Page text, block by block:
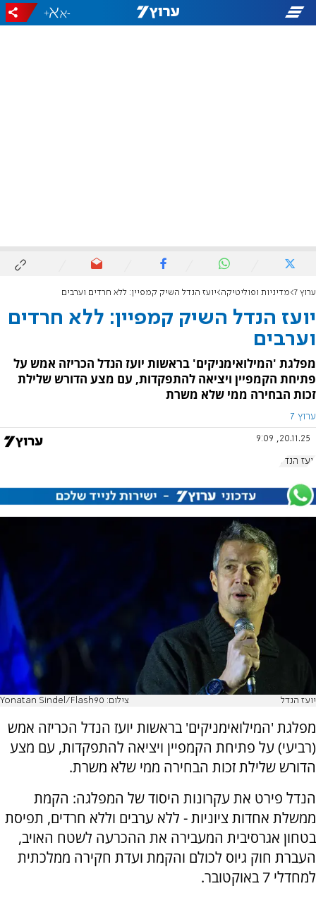
-
+
ערוץ 7 מדיניות ופוליטיקה יועז הנדל השיק קמפיין: ללא חרדים וערבים
יועז הנדל השיק קמפיין: ללא חרדים
וערבים
מפלגת 'המילואימניקים' בראשות יועז הנדל הכריזה אמש על
פתיחת הקמפיין ויציאה להתפקדות, עם מצע הדורש שלילת
זכות הבחירה ממי שלא משרת
ערוץ 7
20.11.25, 9:09
יועז הנדל
יועז הנדל צילום: Yonatan Sindel/Flash90
מפלגת 'המילואימניקים' בראשות יועז הנדל הכריזה אמש
(רביעי) על פתיחת הקמפיין ויציאה להתפקדות, עם מצע
הדורש שלילת זכות הבחירה ממי שלא משרת.
הנדל פירט את עקרונות היסוד של המפלגה: הקמת
ממשלת אחדות ציוניות - ללא ערבים וללא חרדים, תפיסת
בטחון אגרסיבית המעבירה את ההכרעה לשטח האויב,
העברת חוק גיוס לכולם והקמת ועדת חקירה ממלכתית
למחדלי 7 באוקטובר.